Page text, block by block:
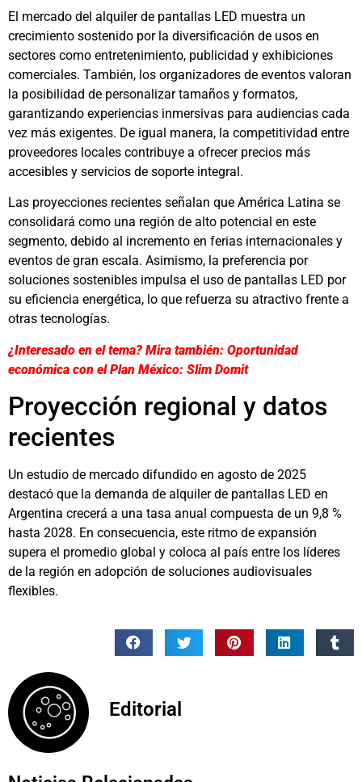
El mercado del alquiler de pantallas LED muestra un
crecimiento sostenido por la diversificación de usos en
sectores como entretenimiento, publicidad y exhibiciones
comerciales. También, los organizadores de eventos valoran
la posibilidad de personalizar tamaños y formatos,
garantizando experiencias inmersivas para audiencias cada
vez más exigentes. De igual manera, la competitividad entre
proveedores locales contribuye a ofrecer precios más
accesibles y servicios de soporte integral.
Las proyecciones recientes señalan que América Latina se
consolidará como una región de alto potencial en este
segmento, debido al incremento en ferias internacionales y
eventos de gran escala. Asimismo, la preferencia por
soluciones sostenibles impulsa el uso de pantallas LED por
su eficiencia energética, lo que refuerza su atractivo frente a
otras tecnologías.
¿Interesado en el tema? Mira también: Oportunidad
económica con el Plan México: Slim Domit
Proyección regional y datos
recientes
Un estudio de mercado difundido en agosto de 2025
destacó que la demanda de alquiler de pantallas LED en
Argentina crecerá a una tasa anual compuesta de un 9,8 %
hasta 2028. En consecuencia, este ritmo de expansión
supera el promedio global y coloca al país entre los líderes
de la región en adopción de soluciones audiovisuales
flexibles.
Editorial